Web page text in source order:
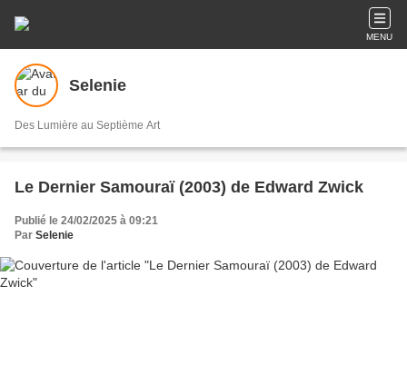
MENU
Selenie
Des Lumière au Septième Art
Le Dernier Samouraï (2003) de Edward Zwick
Publié le 24/02/2025 à 09:21
Par Selenie